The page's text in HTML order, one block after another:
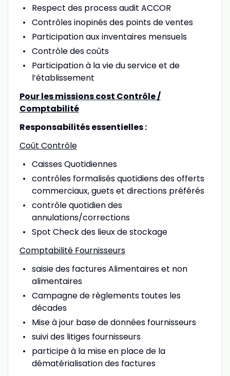
Respect des process audit ACCOR
Contrôles inopinés des points de ventes
Participation aux inventaires mensuels
Contrôle des coûts
Participation à la vie du service et de
l’établissement
Pour les missions cost Contrôle /
Comptabilité
Responsabilités essentielles :
Coût Contrôle
Caisses Quotidiennes
contrôles formalisés quotidiens des offerts
commerciaux, guets et directions préférés
contrôle quotidien des
annulations/corrections
Spot Check des lieux de stockage
Comptabilité Fournisseurs
saisie des factures Alimentaires et non
alimentaires
Campagne de règlements toutes les
décades
Mise à jour base de données fournisseurs
suivi des litiges fournisseurs
participe à la mise en place de la
dématérialisation des factures